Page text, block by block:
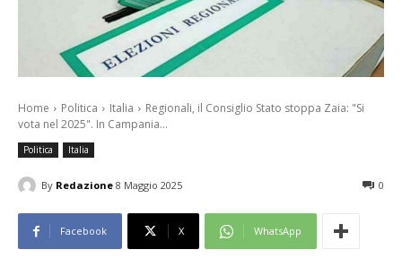
Home Politica Italia
Regionali, il Consiglio Stato stoppa Zaia: "Si
vota nel 2025". In Campania...
Politica Italia
By Redazione 8 Maggio 2025 0
Facebook X WhatsApp